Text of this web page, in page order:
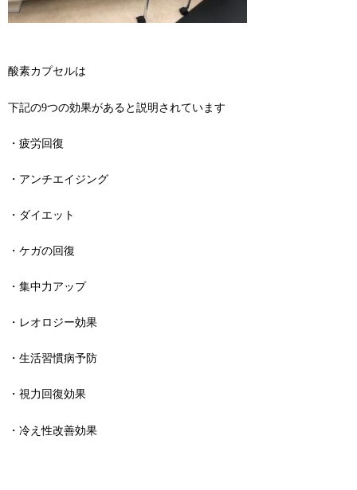
酸素カプセルは
下記の9つの効果があると説明されています
・疲労回復
・アンチエイジング
・ダイエット
・ケガの回復
・集中力アップ
・レオロジー効果
・生活習慣病予防
・視力回復効果
・冷え性改善効果